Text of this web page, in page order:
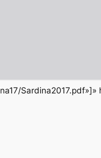
Sardina2017.pdf»]»